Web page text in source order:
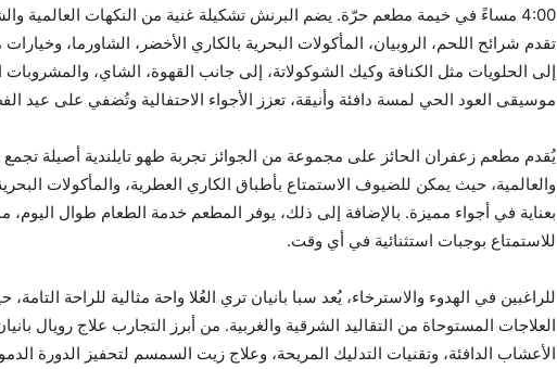
4:00 مساءً في خيمة مطعم حرّة. يضم البرنش تشكيلة غنية من النكهات العالمية
تقدم شرائح اللحم، الروبيان، المأكولات البحرية بالكاري الأخضر، الشاورما،
إلى الحلويات مثل الكنافة وكيك الشوكولاتة، إلى جانب القهوة، الشاي،
موسيقى العود الحي لمسة دافئة وأنيقة، تعزز الأجواء الاحتفالية وتُضفي على عيد
يُقدم مطعم زعفران الحائز على مجموعة من الجوائز تجربة طهو تايلندية أصيلة تجمع
والعالمية، حيث يمكن للضيوف الاستمتاع بأطباق الكاري العطرية، والمأكولات
بعناية في أجواء مميزة. بالإضافة إلى ذلك، يوفر المطعم خدمة الطعام طوال اليوم،
للاستمتاع بوجبات استثنائية في أي وقت.
للراغبين في الهدوء والاسترخاء، يُعد سبا بانيان تري العُلا واحة مثالية للراحة
العلاجات المستوحاة من التقاليد الشرقية والغربية. من أبرز التجارب علاج رويال
الأعشاب الدافئة، وتقنيات التدليك المريحة، وعلاج زيت السمسم لتحفيز الدورة